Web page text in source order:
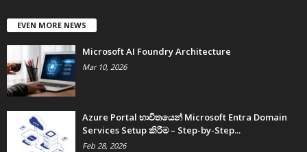
EVEN MORE NEWS
Microsoft AI Foundry Architecture
Mar 10, 2026
Azure Portal භාවිතයෙන් Microsoft Entra Domain
Services Setup කිරීම – Step-by-Step...
Feb 28, 2026